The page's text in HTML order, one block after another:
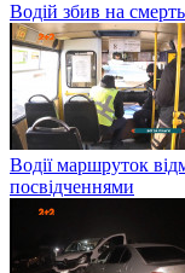
Водій збив на
Водії маршруток
посвідченнями